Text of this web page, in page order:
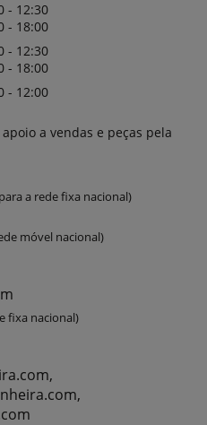
- 12:30
- 18:00
- 12:30
- 18:00
- 12:00
a vendas e peças pela
a rede fixa nacional)
móvel nacional)
fixa nacional)